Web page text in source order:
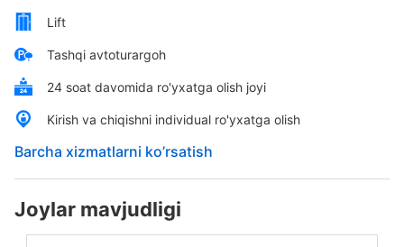
Lift
Tashqi avtoturargoh
24 soat davomida ro'yxatga olish joyi
Kirish va chiqishni individual ro'yxatga olish
Barcha xizmatlarni ko’rsatish
Joylar mavjudligi